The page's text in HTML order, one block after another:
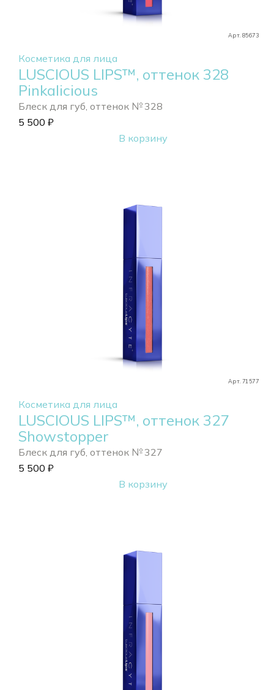
Арт. 85673
Косметика для лица
LUSCIOUS LIPS™, оттенок 328
Pinkalicious
Блеск для губ, оттенок № 328
5 500 ₽
В корзину
Арт. 71577
Косметика для лица
LUSCIOUS LIPS™, оттенок 327
Showstopper
Блеск для губ, оттенок № 327
5 500 ₽
В корзину